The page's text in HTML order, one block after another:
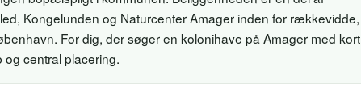
Kongelunden og Naturcenter Amager inden for rækkevidde,
For dig, der søger en kolonihave på Amager med kort
central placering.